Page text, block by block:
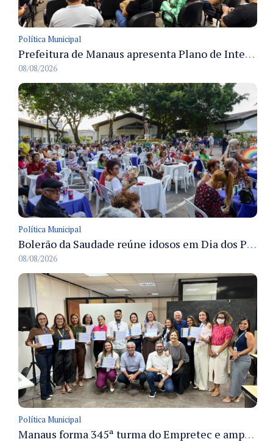
Política Municipal
Prefeitura de Manaus apresenta Plano de Integridade da CGM e qualifica servidores para governança e conformidade no biênio 2027-2028
08/08/2026
Política Municipal
Bolerão da Saudade reúne idosos em Dia dos Pais promovido pela Fundação Dr. Thomas em Manaus
08/08/2026
Política Municipal
Manaus forma 345ª turma do Empretec e amplia qualificação de empreendedores na cidade